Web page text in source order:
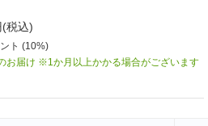
(税込)
ト (10%)
お届け ※1か月以上かかる場合がございます